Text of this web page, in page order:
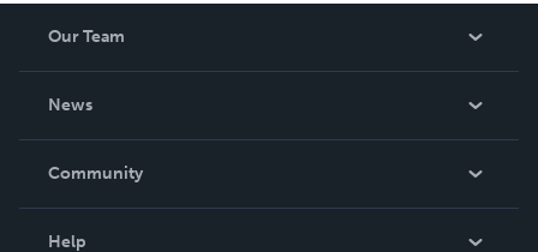
Our Team
News
In The News
Community
Help